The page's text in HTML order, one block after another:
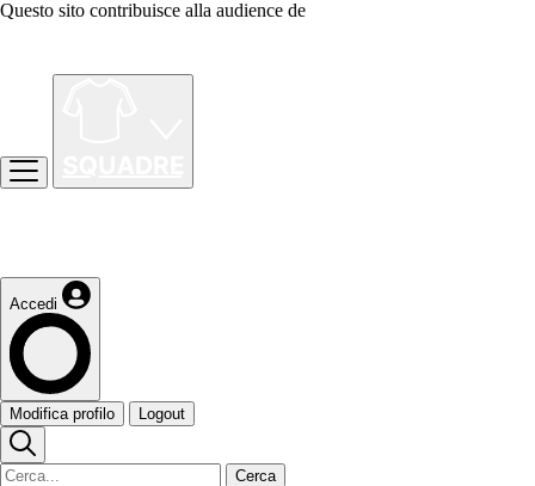
Questo sito contribuisce alla audience de
Accedi
Modifica profilo Logout
Cerca